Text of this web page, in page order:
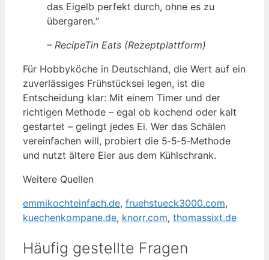
das Eigelb perfekt durch, ohne es zu
übergaren.“
– RecipeTin Eats (Rezeptplattform)
Für Hobbyköche in Deutschland, die Wert auf ein
zuverlässiges Frühstücksei legen, ist die
Entscheidung klar: Mit einem Timer und der
richtigen Methode – egal ob kochend oder kalt
gestartet – gelingt jedes Ei. Wer das Schälen
vereinfachen will, probiert die 5‑5‑5‑Methode
und nutzt ältere Eier aus dem Kühlschrank.
Weitere Quellen
emmikochteinfach.de, fruehstueck3000.com,
kuechenkompane.de, knorr.com, thomassixt.de
Häufig gestellte Fragen